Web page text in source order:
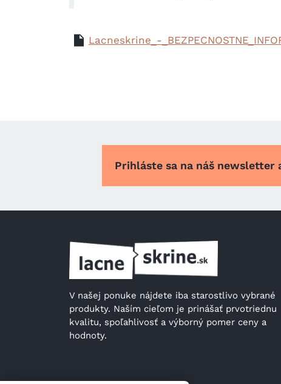
Lacneskrine_-
Prihláste sa na náš
V našej ponuke nájdete iba starostlivo vybrané
produkty. Naším cieľom je prinášať prvotriednu
kvalitu, spoľahlivosť a výborný pomer ceny a
hodnoty.